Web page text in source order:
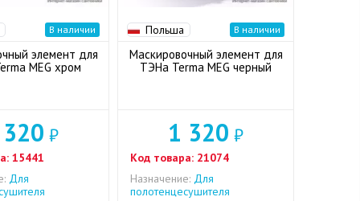
В наличии
элемент для
MEG хром
₽
15441
Для
Польша В наличии
Маскировочный элемент для
ТЭНа Terma MEG черный
1 320 ₽
Код товара: 21074
Назначение: Для
полотенцесушителя